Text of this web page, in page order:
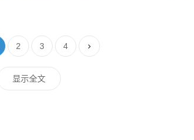
2 3 4
显示全文